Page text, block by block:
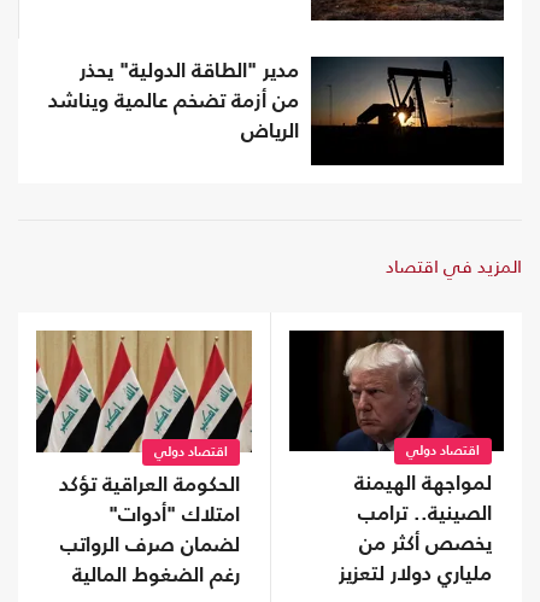
مدير "الطاقة الدولية" يحذر
من أزمة تضخم عالمية ويناشد
الرياض
المزيد في اقتصاد
اقتصاد دولي
لمواجهة الهيمنة
الصينية.. ترامب
يخصص أكثر من
ملياري دولار لتعزيز
اقتصاد دولي
الحكومة العراقية تؤكد
امتلاك "أدوات"
لضمان صرف الرواتب
رغم الضغوط المالية